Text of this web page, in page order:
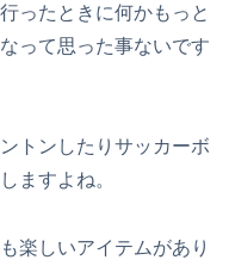
ったときに何かもっと
って思った事ないです
トンしたりサッカーボ
ますよね。
楽しいアイテムがあり